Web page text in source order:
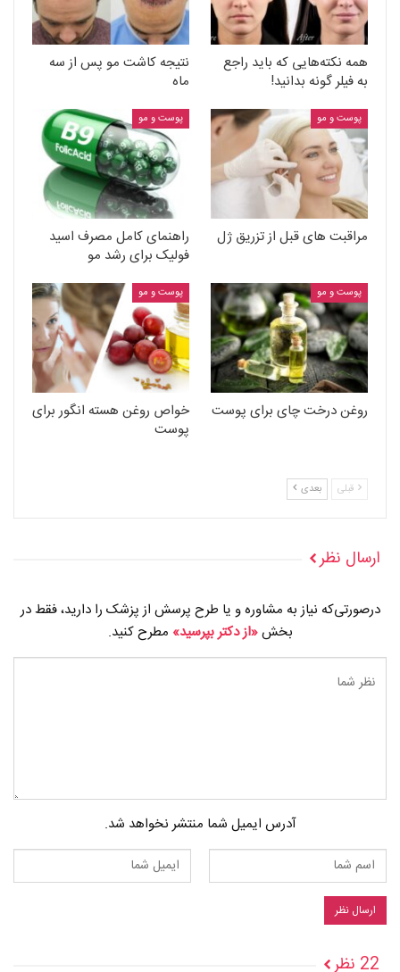
همه نکته‌هایی که باید راجع
به فیلر گونه بدانید!
نتیجه کاشت مو پس از سه
ماه
پوست و مو
مراقبت های قبل از تزریق ژل
پوست و مو
راهنمای کامل مصرف اسید
فولیک برای رشد مو
پوست و مو
روغن درخت چای برای پوست
پوست و مو
خواص روغن هسته انگور برای
پوست
قبلی بعدی
ارسال نظر
درصورتی‌که نیاز به مشاوره و یا طرح پرسش از پزشک را دارید، فقط در
بخش«از دکتر بپرسید» مطرح کنید.
آدرس ایمیل شما منتشر نخواهد شد.
22 نظر